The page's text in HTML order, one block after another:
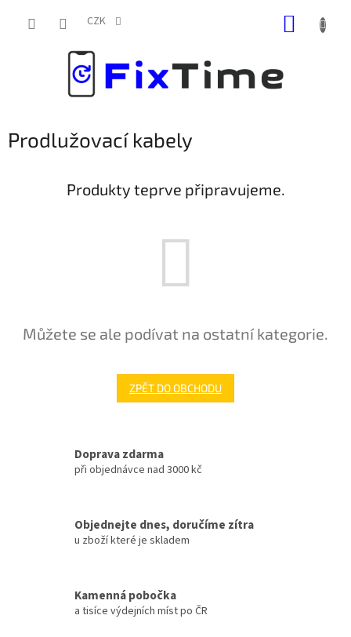
CZK
Prodlužovací kabely
Produkty teprve připravujeme.
Můžete se ale podívat na ostatní kategorie.
ZPĚT DO OBCHODU
Doprava zdarma
při objednávce nad 3000 kč
Objednejte dnes, doručíme zítra
u zboží které je skladem
Kamenná pobočka
a tisíce výdejních míst po ČR